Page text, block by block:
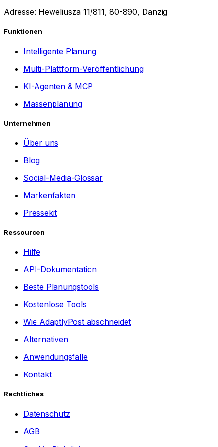
Adresse: Heweliusza 11/811, 80-890, Danzig
Funktionen
Intelligente Planung
Multi-Plattform-Veröffentlichung
KI-Agenten & MCP
Massenplanung
Unternehmen
Über uns
Blog
Social-Media-Glossar
Markenfakten
Pressekit
Ressourcen
Hilfe
API-Dokumentation
Beste Planungstools
Kostenlose Tools
Wie AdaptlyPost abschneidet
Alternativen
Anwendungsfälle
Kontakt
Rechtliches
Datenschutz
AGB